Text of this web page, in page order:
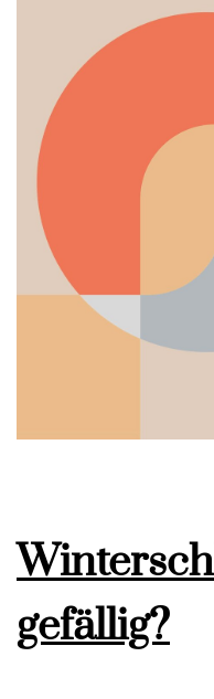
gefällig?